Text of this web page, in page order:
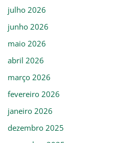
julho 2026
junho 2026
maio 2026
abril 2026
março 2026
fevereiro 2026
janeiro 2026
dezembro 2025